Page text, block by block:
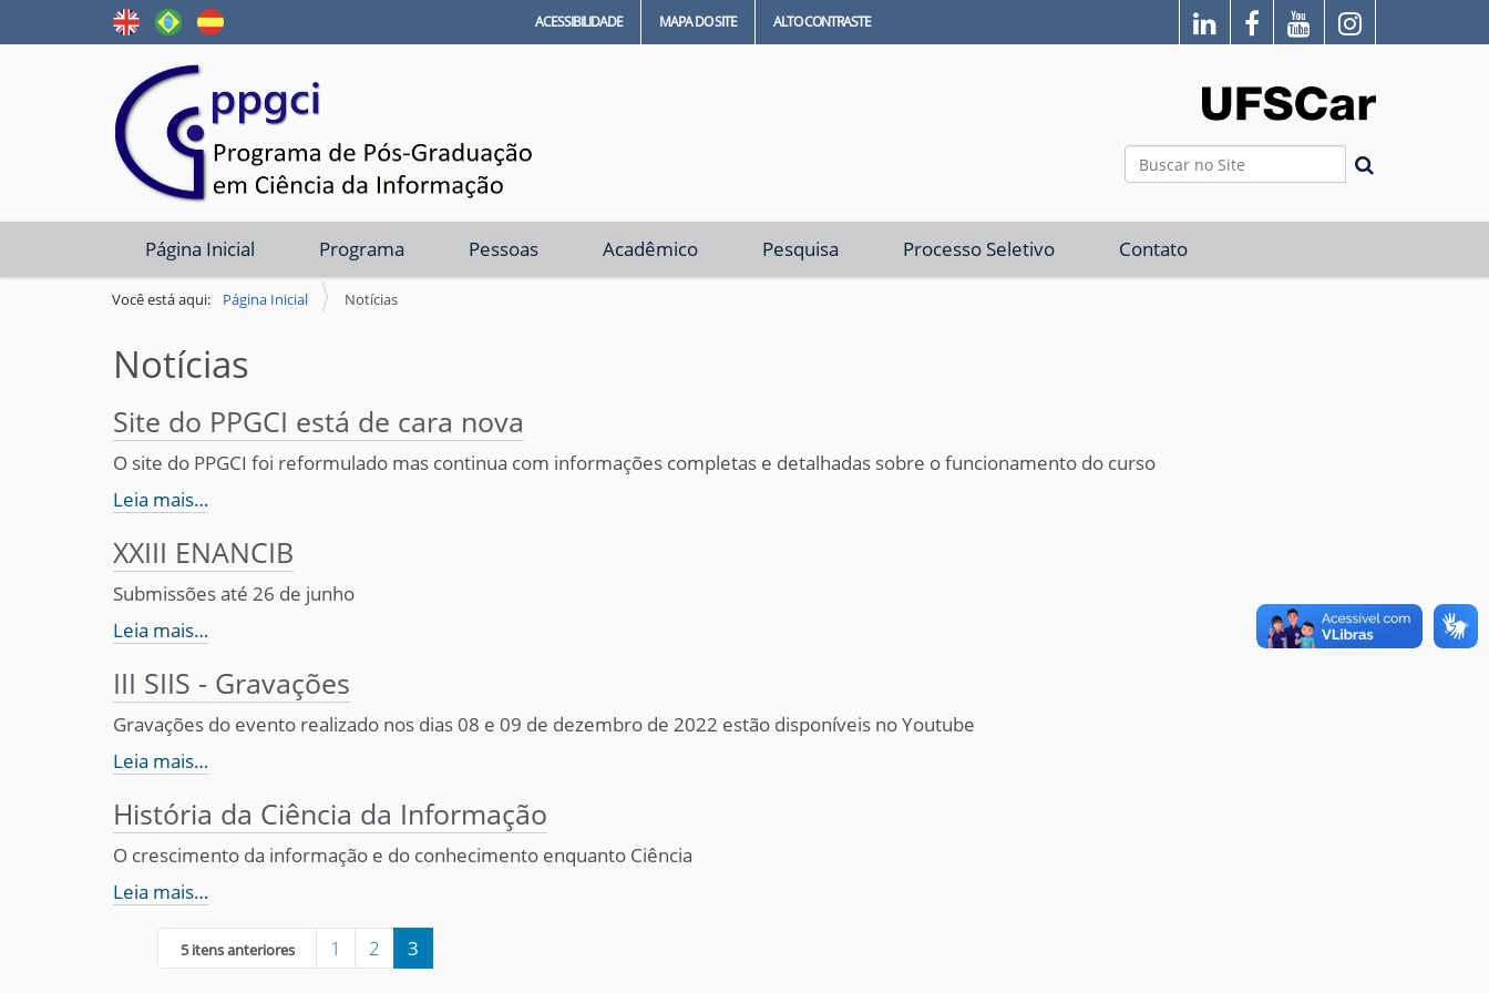
ACESSIBILIDADE MAPA DO SITE ALTO CONTRASTE
Busca
Página Inicial Programa Pessoas Acadêmico Pesquisa Processo Seletivo Contato
Você está aqui: Página Inicial Notícias
Notícias
Site do PPGCI está de cara nova
O site do PPGCI foi reformulado mas continua com informações completas e detalhadas sobre o funcionamento do curso
Leia mais…
XXIII ENANCIB
Submissões até 26 de junho
Leia mais…
III SIIS - Gravações
Gravações do evento realizado nos dias 08 e 09 de dezembro de 2022 estão disponíveis no Youtube
Leia mais…
História da Ciência da Informação
O crescimento da informação e do conhecimento enquanto Ciência
Leia mais…
5 itens anteriores 1 2 3